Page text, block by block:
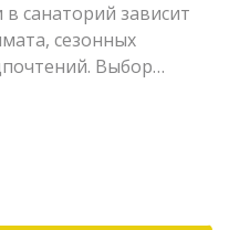
санаторий зависит
сезонных
Выбор
поможет
ехать в